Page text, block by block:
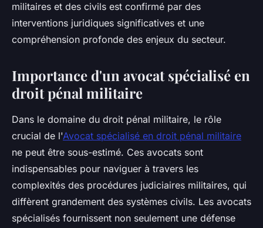
militaires et des civils est confirmé par des
interventions juridiques significatives et une
compréhension profonde des enjeux du secteur.
Importance d'un avocat spécialisé en
droit pénal militaire
Dans le domaine du droit pénal militaire, le rôle
crucial de l'Avocat spécialisé en droit pénal militaire
ne peut être sous-estimé. Ces avocats sont
indispensables pour naviguer à travers les
complexités des procédures judiciaires militaires, qui
diffèrent grandement des systèmes civils. Les avocats
spécialisés fournissent non seulement une défense